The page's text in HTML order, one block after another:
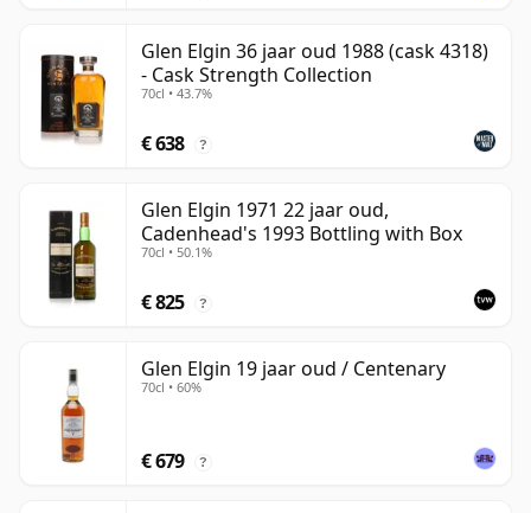
Glen Elgin 36 jaar oud 1988 (cask 4318)
- Cask Strength Collection
70cl • 43.7%
€ 638 ?
Glen Elgin 1971 22 jaar oud,
Cadenhead's 1993 Bottling with Box
70cl • 50.1%
€ 825 ?
Glen Elgin 19 jaar oud / Centenary
70cl • 60%
€ 679 ?